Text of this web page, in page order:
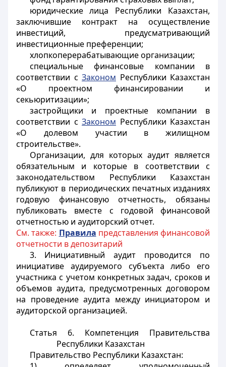
юридические лица Республики Казахстан,
заключившие контракт на осуществление
инвестиций, предусматривающий
инвестиционные преференции;
хлопкоперерабатывающие организации;
специальные финансовые компании в
соответствии с Законом Республики Казахстан
«О проектном финансировании и
секьюритизации»;
застройщики и проектные компании в
соответствии с Законом Республики Казахстан
«О долевом участии в жилищном
строительстве».
Организации, для которых аудит является
обязательным и которые в соответствии с
законодательством Республики Казахстан
публикуют в периодических печатных изданиях
годовую финансовую отчетность, обязаны
публиковать вместе с годовой финансовой
отчетностью и аудиторский отчет.
См. также: Правила представления финансовой
отчетности в депозитарий
3. Инициативный аудит проводится по
инициативе аудируемого субъекта либо его
участника с учетом конкретных задач, сроков и
объемов аудита, предусмотренных договором
на проведение аудита между инициатором и
аудиторской организацией.
Статья 6. Компетенция Правительства
Республики Казахстан
Правительство Республики Казахстан: